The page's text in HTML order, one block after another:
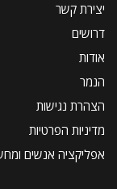
יצירת קשר
דרושים
אודות
הנמר
הצהרת נגישות
מדיניות הפרטיות
אפליקציה אנשים